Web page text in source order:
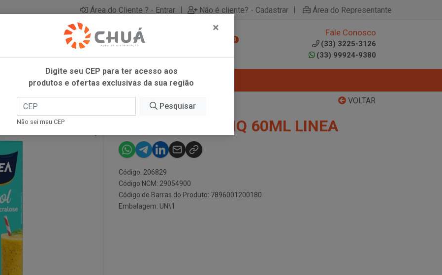
Área do Cliente ? - Entrar | Não é cliente? - Cadastrar | Área do Representante
0
Fale Conosco
(33) 3225-3126
(33) 99924-9380
VOLTAR
LINEA
ADOC XILITOL LIQ 60ML LINEA
Código: 206829
Código NCM: 29054900
Código de Barras do Produto: 7896001200180
Embalagem: UN\1
×
Digite seu CEP para ter acesso aos
produtos e ofertas exclusivas da sua região
Pesquisar
Não sei meu CEP